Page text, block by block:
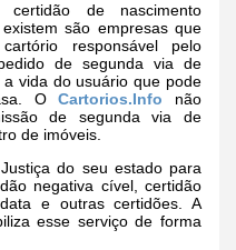
de nascimento
são empresas que
responsável pelo
de segunda via de
vida do usuário que pode
OCartorios.Info não
de segunda via de
de imóveis.
do seu estado para
negativa cível, certidão
e outras certidões. A
esse serviço de forma